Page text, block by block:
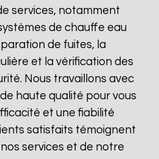
services, notamment
de chauffe eau
de fuites, la
et la vérification des
Nous travaillons avec
haute qualité pour vous
et une fiabilité
satisfaits témoignent
services et de notre